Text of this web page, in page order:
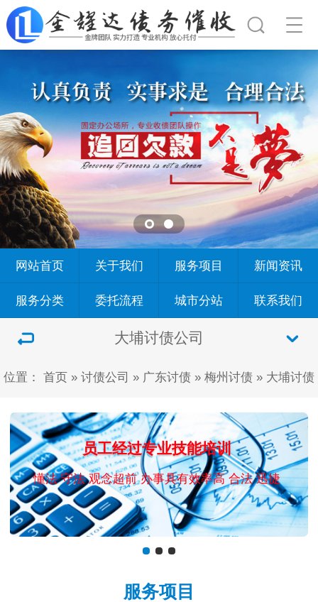
网站首页 关于我们 服务项目 新闻资讯
服务分类 委托流程 城市分站 联系我们
大埔讨债公司
位置： 首页 » 讨债公司 » 广东讨债 » 梅州讨债 » 大埔讨债
员工经过专业技能培训
懂法 守法 观念超前 办事具有效率高 合法 迅捷
服务项目